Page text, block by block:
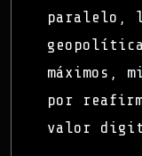
paralelo,
máximos,
por
valor